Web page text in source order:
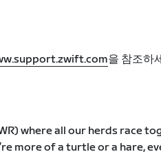
을 참조하
where all our herds race
more of a turtle or a hare,